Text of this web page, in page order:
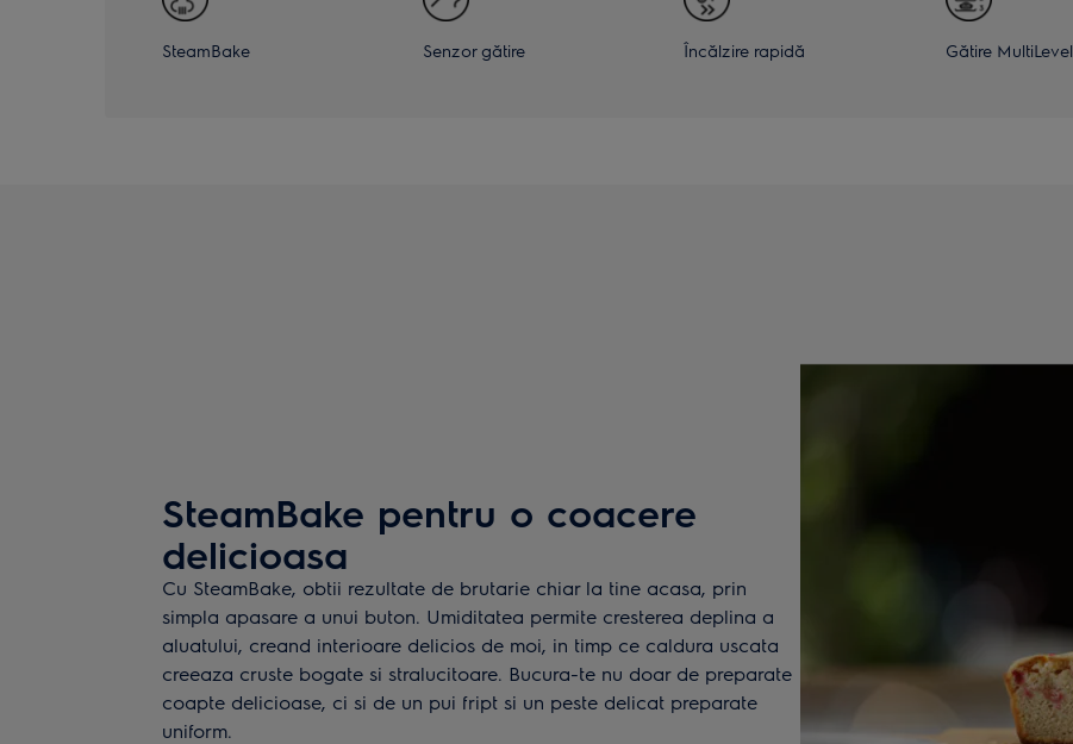
SteamBake Senzor gătire Încălzire rapidă Gătire MultiLevel
SteamBake pentru o coacere
delicioasa
Cu SteamBake, obtii rezultate de brutarie chiar la tine acasa, prin
simpla apasare a unui buton. Umiditatea permite cresterea deplina a
aluatului, creand interioare delicios de moi, in timp ce caldura uscata
creeaza cruste bogate si stralucitoare. Bucura-te nu doar de preparate
coapte delicioase, ci si de un pui fript si un peste delicat preparate
uniform.